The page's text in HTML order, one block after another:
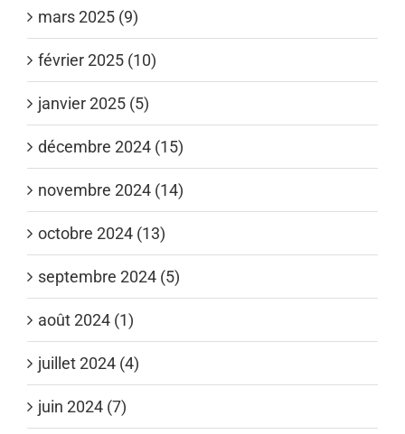
mars 2025 (9)
février 2025 (10)
janvier 2025 (5)
décembre 2024 (15)
novembre 2024 (14)
octobre 2024 (13)
septembre 2024 (5)
août 2024 (1)
juillet 2024 (4)
juin 2024 (7)